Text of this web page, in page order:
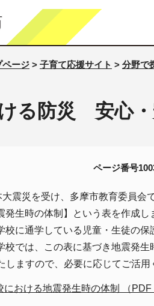
ページ > 子育て応援サイト > 分野で
る防災 安心
ページ番号
震災を受け、多摩市教育委員会
発生時の体制】という表を作成し
校に通学している児童・生徒の保
校では、この表に基づき地震発生
しますので、必要に応じてご活用
における地震発生時の体制 （PDF